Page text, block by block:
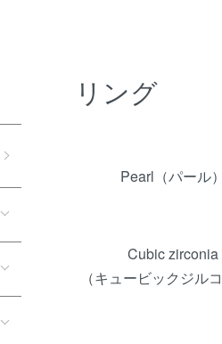
リング
Pearl（パール）
Cubic zirconia
（キュービックジル